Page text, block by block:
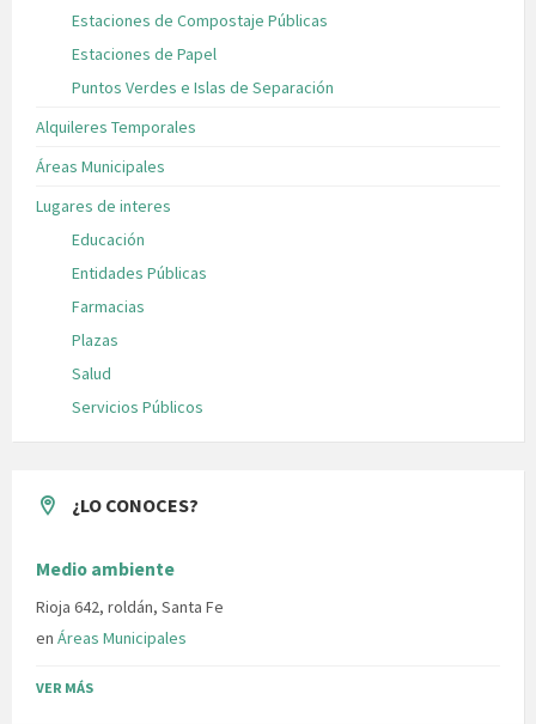
Estaciones de Compostaje Públicas
Estaciones de Papel
Puntos Verdes e Islas de Separación
Alquileres Temporales
Áreas Municipales
Lugares de interes
Educación
Entidades Públicas
Farmacias
Plazas
Salud
Servicios Públicos
¿LO CONOCES?
Medio ambiente
Rioja 642, roldán, Santa Fe
en Áreas Municipales
VER MÁS